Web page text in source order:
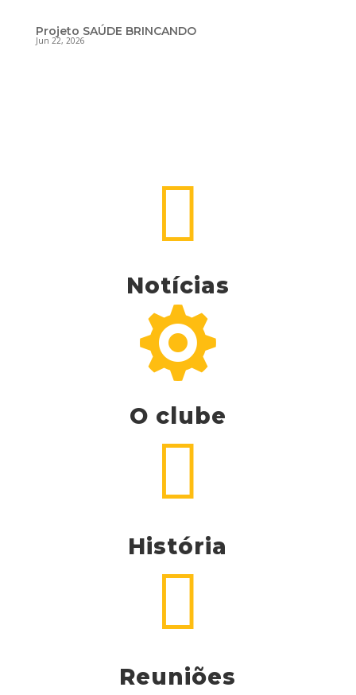
Projeto SAÚDE BRINCANDO
Jun 22, 2026

Notícias

O clube

História

Reuniões